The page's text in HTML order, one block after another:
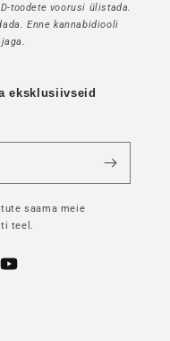
toodete voorusi ülistada.
Enne kannabidiooli
eksklusiivseid
saama meie
teel.
YouTube